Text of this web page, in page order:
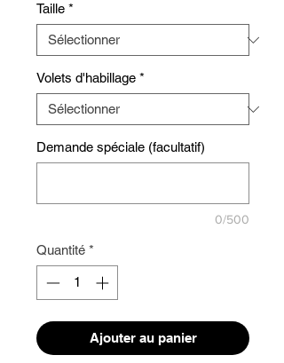
Taille *
Volets d'habillage *
Demande spéciale (facultatif)
0/500
Quantité *
Ajouter au panier